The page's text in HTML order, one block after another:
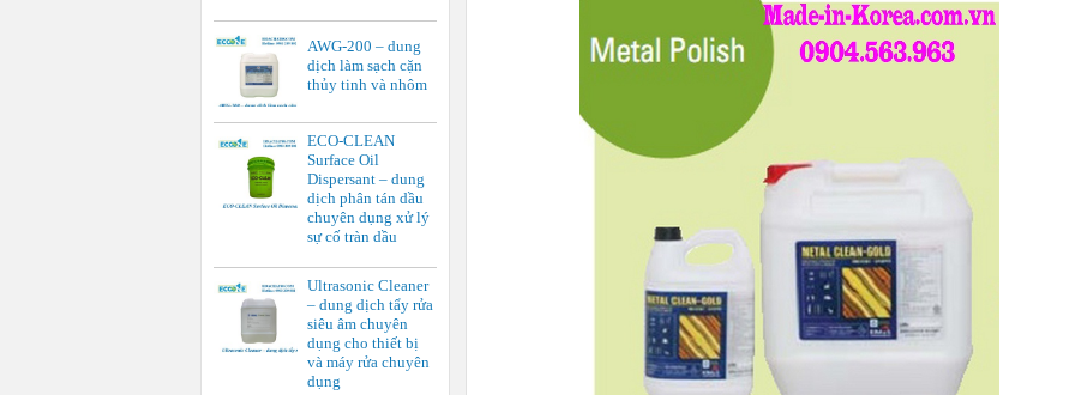
AWG-200 – dung
dịch làm sạch cặn
thủy tinh và nhôm
ECO-CLEAN
Surface Oil
Dispersant – dung
dịch phân tán dầu
chuyên dụng xử lý
sự cố tràn dầu
Ultrasonic Cleaner
– dung dịch tẩy rửa
siêu âm chuyên
dụng cho thiết bị
và máy rửa chuyên
dụng